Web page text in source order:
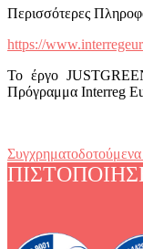
Περισσότερες
https://
Το έργο
Πρόγραμμα Interreg